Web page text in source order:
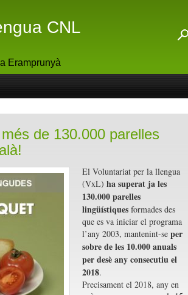
CNL
Eramprunyà
de 130.000 parelles
El Voluntariat per la llengua
(VxL) ha superat ja les
130.000 parelles
lingüístiquesformades des
que es va iniciar el programa
l’any 2003, mantenint-seper
sobre de les 10.000 anuals
per desè any consecutiu el
2018.
Precisament el 2018, any en